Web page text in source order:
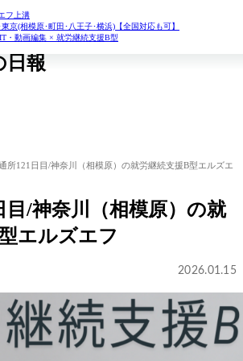
フ上溝
京(相模原･町田･八王子･横浜)【全国対応も可】
・動画編集 × 就労継続支援B型
日報
所121日目/神奈川（相模原）の就労継続支援B型エルズエ
目/神奈川（相模原）の就
エルズエフ
2026.01.15